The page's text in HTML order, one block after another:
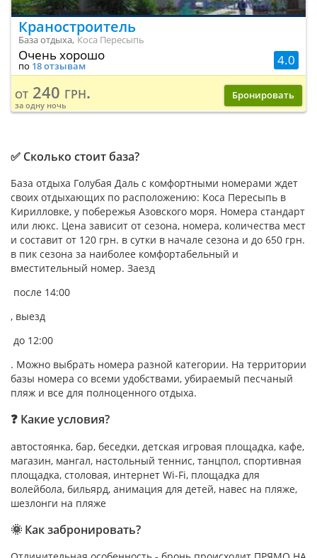
Краностроитель
База отдыха, Коса Пересыпь
4.0
Очень хорошо
по 18 отзывам
от 240 грн.
за одну ночь
Бронировать
✅ Сколько стоит база?
База отдыха Голубая Даль с комфортными номерами ждет
своих отдыхающих по расположению: Коса Пересыпь в
Кирилловке, у побережья Азовского моря. Номера стандарт
или люкс. Цена зависит от сезона, номера, количества мест
и составит от 120 грн. в сутки в начале сезона и до 650 грн.
в пик сезона за наиболее комфортабельный и
вместительный номер. Заезд
после 14:00
, выезд
до 12:00
. Можно выбрать номера разной категории. На территории
базы номера со всеми удобствами, убираемый песчаный
пляж и все для полноценного отдыха.
❓ Какие условия?
автостоянка, бар, беседки, детская игровая площадка, кафе,
магазин, мангал, настольный теннис, танцпол, спортивная
площадка, столовая, интернет Wi-Fi, площадка для
волейбола, бильярд, анимация для детей, навес на пляже,
шезлонги на пляже
🌞 Как забронировать?